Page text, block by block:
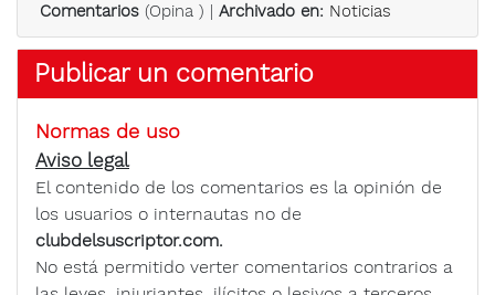
Comentarios (Opina ) | Archivado en: Noticias
Publicar un comentario
Normas de uso
Aviso legal
El contenido de los comentarios es la opinión de
los usuarios o internautas no de
clubdelsuscriptor.com.
No está permitido verter comentarios contrarios a